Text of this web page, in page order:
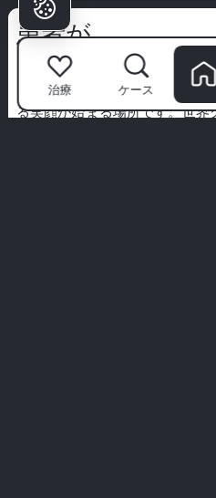
患者が
ミリムを選ぶ理
ミリム歯科医院
は単なるクリニ
る笑顔が始まる場所です。世
治療 ケース